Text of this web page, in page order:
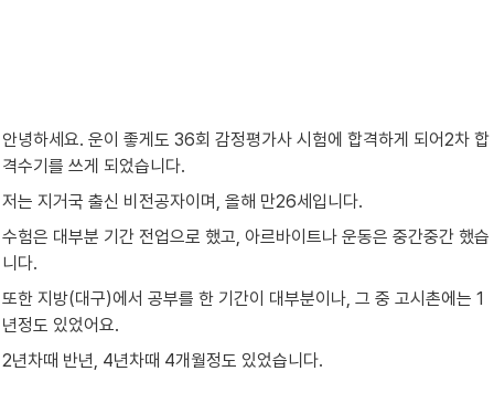
안녕하세요. 운이 좋게도 36회 감정평가사 시험에 합격하게 되어2차 합
격수기를 쓰게 되었습니다.
저는 지거국 출신 비전공자이며, 올해 만26세입니다.
수험은 대부분 기간 전업으로 했고, 아르바이트나 운동은 중간중간 했습
니다.
또한 지방(대구)에서 공부를 한 기간이 대부분이나, 그 중 고시촌에는 1
년정도 있었어요.
2년차때 반년, 4년차때 4개월정도 있었습니다.